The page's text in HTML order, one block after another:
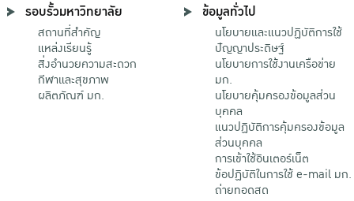
รอบรั้วมหาวิทยาลัย
สถานที่สำคัญ
แหล่งเรียนรู้
สิ่งอำนวยความสะดวก
กีฬาและสุขภาพ
ผลิตภัณฑ์ มก.
ข้อมูลทั่วไป
นโยบายและแนวปฏิบัติการใช้
ปัญญาประดิษฐ์
นโยบายการใช้งานเครือข่าย
มก.
นโยบายคุ้มครองข้อมูลส่วน
บุคคล
แนวปฏิบัติการคุ้มครองข้อมูล
ส่วนบุคคล
การเข้าใช้อินเตอร์เน็ต
ข้อปฏิบัติในการใช้ e-mail มก.
ถ่ายทอดสด